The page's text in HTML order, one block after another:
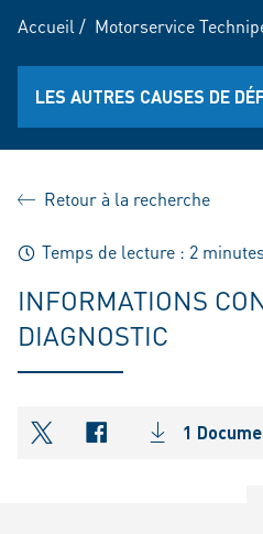
Accueil / Motorservice
LES AUTRES CAUSES DE
Retour à la recherche
Temps de lecture : 2 minutes
INFORMATIONS
DIAGNOSTIC
shareOntwitter 1